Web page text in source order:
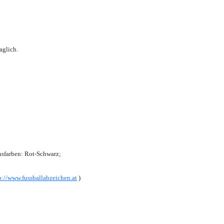
Rot-Schwarz;
www.fussballabzeichen.at )